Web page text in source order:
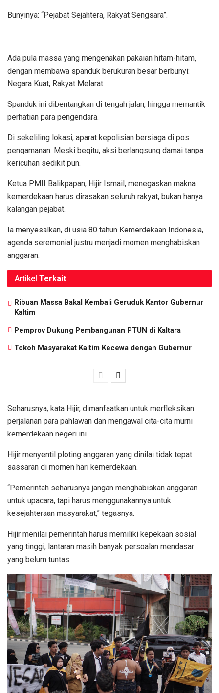
Bunyinya: “Pejabat Sejahtera, Rakyat Sengsara”.
Ada pula massa yang mengenakan pakaian hitam-hitam,
dengan membawa spanduk berukuran besar berbunyi:
Negara Kuat, Rakyat Melarat.
Spanduk ini dibentangkan di tengah jalan, hingga memantik
perhatian para pengendara.
Di sekeliling lokasi, aparat kepolisian bersiaga di pos
pengamanan. Meski begitu, aksi berlangsung damai tanpa
kericuhan sedikit pun.
Ketua PMII Balikpapan, Hijir Ismail, menegaskan makna
kemerdekaan harus dirasakan seluruh rakyat, bukan hanya
kalangan pejabat.
Ia menyesalkan, di usia 80 tahun Kemerdekaan Indonesia,
agenda seremonial justru menjadi momen menghabiskan
anggaran.
Artikel Terkait
Ribuan Massa Bakal Kembali Geruduk Kantor Gubernur
Kaltim
Pemprov Dukung Pembangunan PTUN di Kaltara
Tokoh Masyarakat Kaltim Kecewa dengan Gubernur
Seharusnya, kata Hijir, dimanfaatkan untuk merfleksikan
perjalanan para pahlawan dan mengawal cita-cita murni
kemerdekaan negeri ini.
Hijir menyentil ploting anggaran yang dinilai tidak tepat
sassaran di momen hari kemerdekaan.
“Pemerintah seharusnya jangan menghabiskan anggaran
untuk upacara, tapi harus menggunakannya untuk
kesejahteraan masyarakat,” tegasnya.
Hijir menilai pemerintah harus memiliki kepekaan sosial
yang tinggi, lantaran masih banyak persoalan mendasar
yang belum tuntas.